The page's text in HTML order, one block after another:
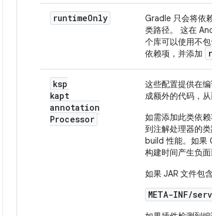
runtimeOnly
Gradle 只会将依
类路径。 这在
个库可以使用不
依赖项，并添加
ksp
kapt
annotation
Processor
这些配置提供在
成额外的代码，
如需添加此类依
到注解处理器的
build 性能。如果
构建时间产生负
如果 JAR 文件包
META-INF/